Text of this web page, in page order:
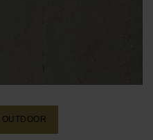
OUTDOOR